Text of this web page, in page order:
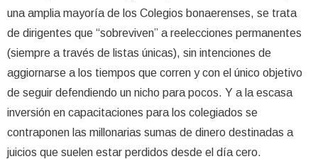
una amplia mayoría de los Colegios bonaerenses, se trata
de dirigentes que “sobreviven” a reelecciones permanentes
(siempre a través de listas únicas), sin intenciones de
aggiornarse a los tiempos que corren y con el único objetivo
de seguir defendiendo un nicho para pocos. Y a la escasa
inversión en capacitaciones para los colegiados se
contraponen las millonarias sumas de dinero destinadas a
juicios que suelen estar perdidos desde el día cero.